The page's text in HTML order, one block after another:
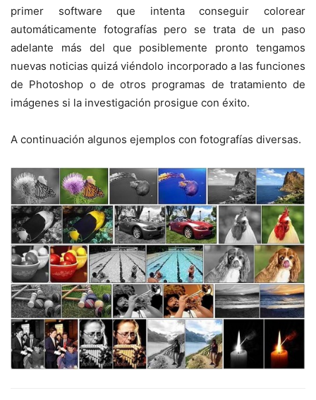
primer software que intenta conseguir colorear
automáticamente fotografías pero se trata de un paso
adelante más del que posiblemente pronto tengamos
nuevas noticias quizá viéndolo incorporado a las funciones
de Photoshop o de otros programas de tratamiento de
imágenes si la investigación prosigue con éxito.
A continuación algunos ejemplos con fotografías diversas.